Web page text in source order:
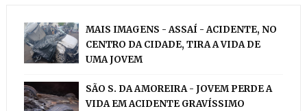
MAIS IMAGENS - ASSAÍ - ACIDENTE, NO
CENTRO DA CIDADE, TIRA A VIDA DE
UMA JOVEM
SÃO S. DA AMOREIRA - JOVEM PERDE A
VIDA EM ACIDENTE GRAVÍSSIMO